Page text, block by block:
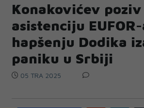
Konakovićev poziv
asistenciju
hapšenju Dodika
paniku u Srbiji
05 TRA 2025